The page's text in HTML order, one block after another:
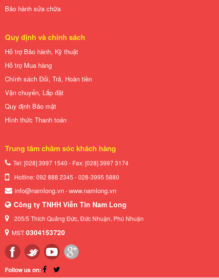
Bảo hành sửa chữa
Quy định và chính sách
Hỗ trợ Bảo hành, Kỹ thuật
Hỗ trợ Mua hàng
Chính sách Đổi, Trả, Hoàn tiền
Vận chuyển, Lắp đặt
Quy định Bảo mật
Hình thức Thanh toán
Trung tâm chăm sóc khách hàng
Tel: [028] 3997 1540 - Fax: [028]3997 3174
Hotline: 092 888 2345 - 028-3995 5880
info@namlong.vn-www.namlong.vn
Công ty TNHH Viễn Tin Nam Long
205/5 Thích Quảng Đức, Đức Nhuận, Phú Nhuận
MST:0304153720
Follow us on: